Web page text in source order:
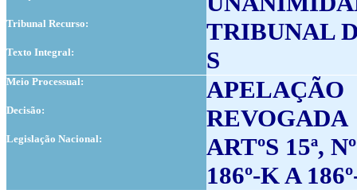
Tribunal Recurso: TRIBUNAL
Texto Integral: S
Meio Processual: APELAÇÃO
Decisão: REVOGADA
Legislação Nacional:
ARTºS 15ª,
186º-K A